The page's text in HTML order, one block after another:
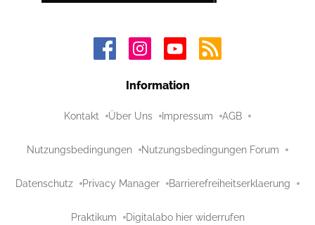
Information
Kontakt Über Uns Impressum AGB
Nutzungsbedingungen Nutzungsbedingungen Forum
Datenschutz Privacy Manager Barrierefreiheitserklaerung
Praktikum Digitalabo hier widerrufen